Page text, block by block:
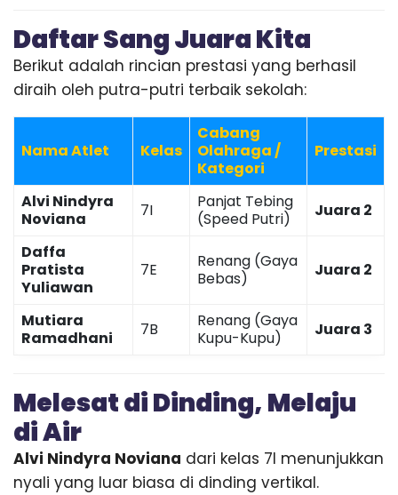
Daftar Sang Juara Kita
Berikut adalah rincian prestasi yang berhasil
diraih oleh putra-putri terbaik sekolah:
Nama Atlet Kelas
Cabang
Olahraga /
Kategori
Prestasi
Alvi Nindyra
Noviana
7I
Panjat Tebing
(Speed Putri)
Juara 2
Daffa
Pratista
Yuliawan
7E
Renang (Gaya
Bebas)
Juara 2
Mutiara
Ramadhani
7B
Renang (Gaya
Kupu-Kupu)
Juara 3
Melesat di Dinding, Melaju
di Air
Alvi Nindyra Noviana dari kelas 7I menunjukkan
nyali yang luar biasa di dinding vertikal.